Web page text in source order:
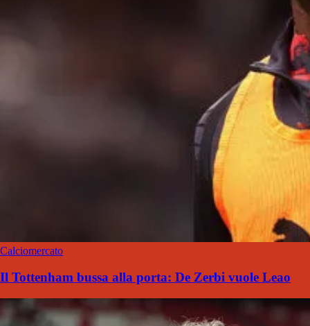
Calciomercato
Il Tottenham bussa alla porta: De Zerbi vuole Leao